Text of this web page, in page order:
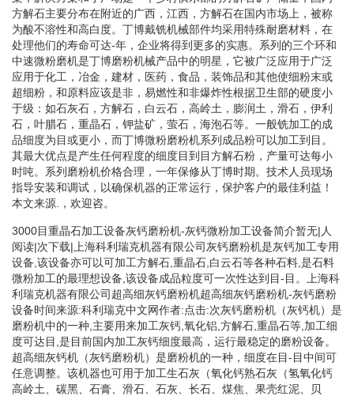
方解石主要分布在附近的广西，江西，方解石在国内市场上，被称
为酸不溶性和高白度。丁博戴铣机械部件均采用特殊耐磨材料，在
处理他们的寿命可达-年，企业将得到更多的实惠。系列的三个环和
中速微粉磨机是丁博磨粉机械产品中的明星，它被广泛应用于广泛
应用于化工，冶金，建材，医药，食品，装饰品和其他使细粉末或
超细粉，和原料应该是非，易燃性和非爆炸性根据卫生部的硬度小
于级：如石灰石，方解石，白云石，高岭土，膨润土，滑石，伊利
石，叶腊石，重晶石，钾盐矿，萤石，海泡石等。一般铣加工的成
品细度为目或更小，而丁博微粉磨粉机系列成品粉可以加工到目。
其最大优点是产生任何程度的细度目到目方解石粉，产量可达每小
时吨。系列磨粉机价格合理，一年保修从丁博时期。技术人员现场
指导安装和调试，以确保机器的正常运行，保护客户的最佳利益！
本文来源.，欢迎咨。
3000目重晶石加工设备灰钙磨粉机-灰钙微粉加工设备简介暂无|人
阅读|次下载|上海科利瑞克机器有限公司灰钙磨粉机是灰钙加工专用
设备,该设备亦可以可加工方解石,重晶石,白云石等各种石料,是石料
微粉加工的最理想设备,该设备成品粒度可一次性达到目-目。上海科
利瑞克机器有限公司超高细灰钙磨粉机超高细灰钙磨粉机-灰钙磨粉
设备时间来源:科利瑞克中文网作者:点击:次灰钙磨粉机（灰钙机）是
磨粉机中的一种,主要用来加工灰钙,氧化铝,方解石,重晶石等,加工细
度可达目,是目前国内加工灰钙细度最高，运行最稳定的磨粉设备。
超高细灰钙机（灰钙磨粉机）是磨粉机的一种，细度在目-目中间可
任意调整。该机器也可用于加工生石灰（氧化钙熟石灰（氢氧化钙
高岭土、碳黑、石膏、滑石、石灰、长石、煤焦、果壳红泥、贝